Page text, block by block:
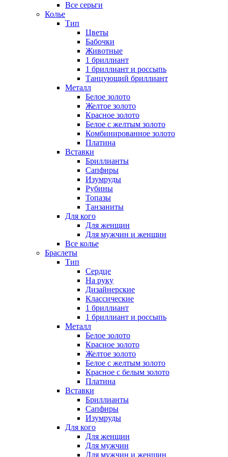
Все серьги
Колье
Тип
Цветы
Бабочки
Животные
1 бриллиант
1 бриллиант и россыпь
Танцующий бриллиант
Металл
Белое золото
Желтое золото
Красное золото
Белое с желтым золото
Комбинированное золото
Платина
Вставки
Бриллианты
Сапфиры
Изумруды
Рубины
Топазы
Танзаниты
Для кого
Для женщин
Для мужчин и женщин
Все колье
Браслеты
Тип
Сердце
На руку
Дизайнерские
Классические
1 бриллиант
1 бриллиант и россыпь
Металл
Белое золото
Красное золото
Желтое золото
Белое с желтым золото
Красное с белым золото
Платина
Вставки
Бриллианты
Сапфиры
Изумруды
Для кого
Для женщин
Для мужчин
Для мужчин и женщин